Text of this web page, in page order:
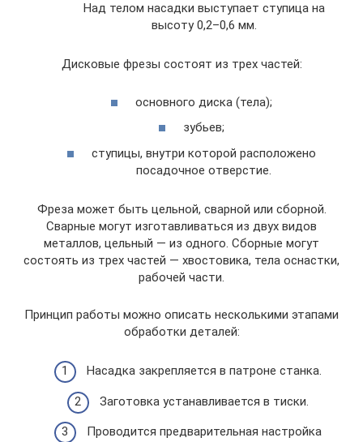
Над телом насадки выступает ступица на
высоту 0,2–0,6 мм.
Дисковые фрезы состоят из трех частей:
основного диска (тела);
зубьев;
ступицы, внутри которой расположено
посадочное отверстие.
Фреза может быть цельной, сварной или сборной.
Сварные могут изготавливаться из двух видов
металлов, цельный — из одного. Сборные могут
состоять из трех частей — хвостовика, тела оснастки,
рабочей части.
Принцип работы можно описать несколькими этапами
обработки деталей:
Насадка закрепляется в патроне станка.
Заготовка устанавливается в тиски.
Проводится предварительная настройка